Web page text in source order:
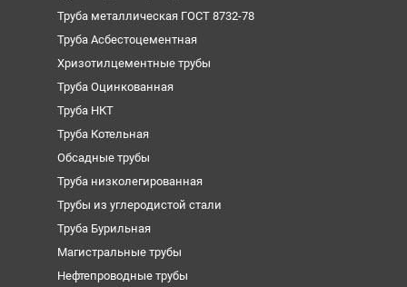
Труба металлическая ГОСТ 8732-78
Труба Асбестоцементная
Хризотилцементные трубы
Труба Оцинкованная
Труба НКТ
Труба Котельная
Обсадные трубы
Труба низколегированная
Трубы из углеродистой стали
Труба Бурильная
Магистральные трубы
Нефтепроводные трубы